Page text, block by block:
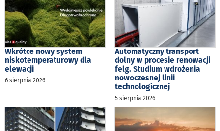
Wkrótce nowy system
niskotemperaturowy dla
elewacji
6 sierpnia 2026
Automatyczny transport
dolny w procesie renowacji
felg. Studium wdrożenia
nowoczesnej linii
technologicznej
5 sierpnia 2026